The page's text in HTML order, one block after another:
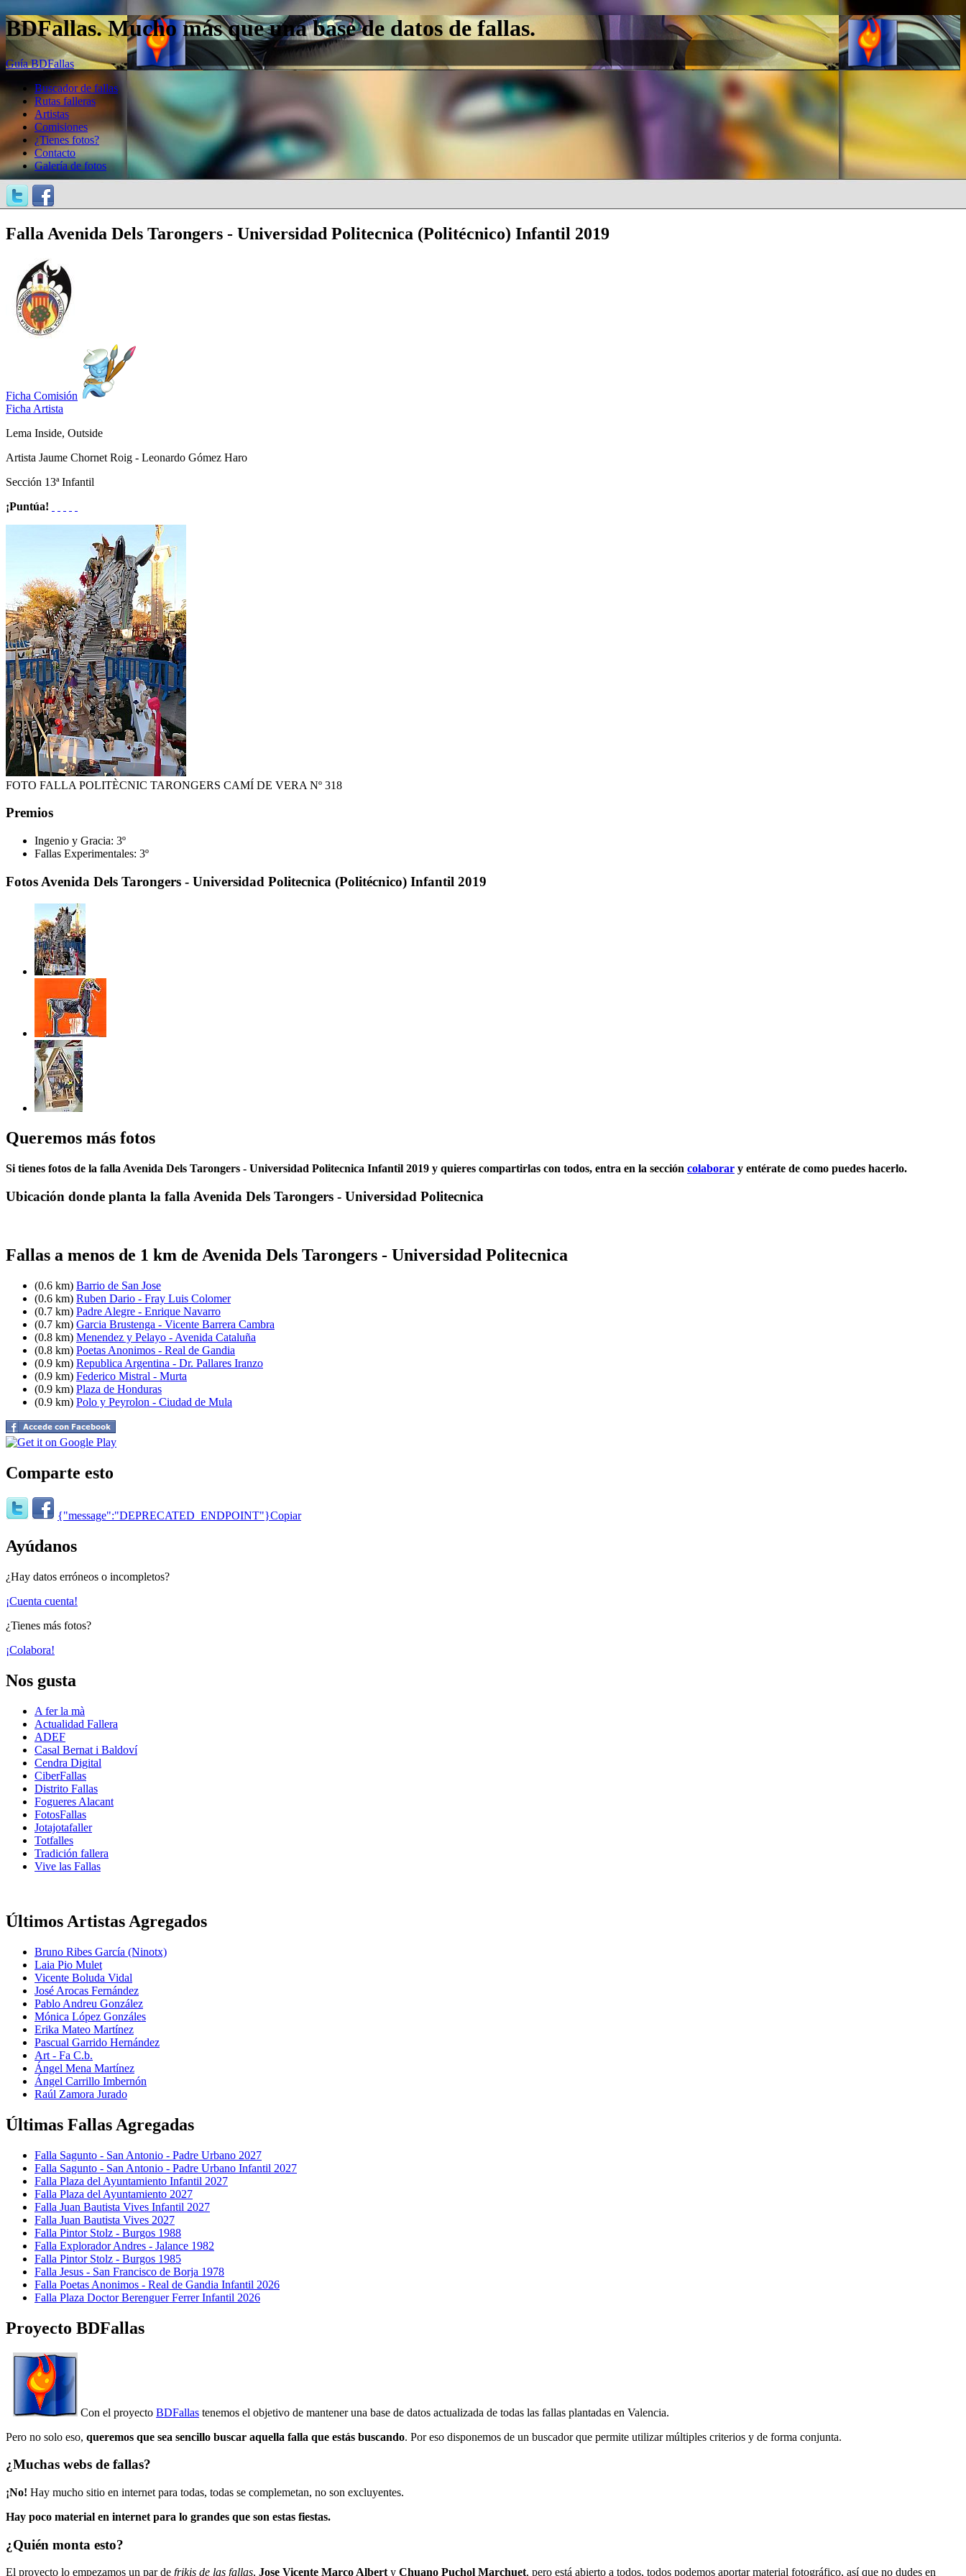
BDFallas. Mucho más que una base de datos de fallas.
Guía BDFallas
Buscador de fallas
Rutas falleras
Artistas
Comisiones
¿Tienes fotos?
Contacto
Galería de fotos
Falla Avenida Dels Tarongers - Universidad Politecnica (Politécnico) Infantil 2019
Ficha Comisión
Ficha Artista
Lema Inside, Outside
Artista Jaume Chornet Roig - Leonardo Gómez Haro
Sección 13ª Infantil
¡Puntúa!
FOTO FALLA POLITÈCNIC TARONGERS CAMÍ DE VERA Nº 318
Premios
Ingenio y Gracia: 3º
Fallas Experimentales: 3º
Fotos Avenida Dels Tarongers - Universidad Politecnica (Politécnico) Infantil 2019
Queremos más fotos
Si tienes fotos de la falla Avenida Dels Tarongers - Universidad Politecnica Infantil 2019 y quieres compartirlas con todos, entra en la sección colaborar y entérate de como puedes hacerlo.
Ubicación donde planta la falla Avenida Dels Tarongers - Universidad Politecnica
Fallas a menos de 1 km de Avenida Dels Tarongers - Universidad Politecnica
(0.6 km) Barrio de San Jose
(0.6 km) Ruben Dario - Fray Luis Colomer
(0.7 km) Padre Alegre - Enrique Navarro
(0.7 km) Garcia Brustenga - Vicente Barrera Cambra
(0.8 km) Menendez y Pelayo - Avenida Cataluña
(0.8 km) Poetas Anonimos - Real de Gandia
(0.9 km) Republica Argentina - Dr. Pallares Iranzo
(0.9 km) Federico Mistral - Murta
(0.9 km) Plaza de Honduras
(0.9 km) Polo y Peyrolon - Ciudad de Mula
Comparte esto
{"message":"DEPRECATED_ENDPOINT"}Copiar
Ayúdanos
¿Hay datos erróneos o incompletos?
¡Cuenta cuenta!
¿Tienes más fotos?
¡Colabora!
Nos gusta
A fer la mà
Actualidad Fallera
ADEF
Casal Bernat i Baldoví
Cendra Digital
CiberFallas
Distrito Fallas
Fogueres Alacant
FotosFallas
Jotajotafaller
Totfalles
Tradición fallera
Vive las Fallas
Últimos Artistas Agregados
Bruno Ribes García (Ninotx)
Laia Pio Mulet
Vicente Boluda Vidal
José Arocas Fernández
Pablo Andreu González
Mónica López Gonzáles
Erika Mateo Martínez
Pascual Garrido Hernández
Art - Fa C.b.
Ángel Mena Martínez
Ángel Carrillo Imbernón
Raúl Zamora Jurado
Últimas Fallas Agregadas
Falla Sagunto - San Antonio - Padre Urbano 2027
Falla Sagunto - San Antonio - Padre Urbano Infantil 2027
Falla Plaza del Ayuntamiento Infantil 2027
Falla Plaza del Ayuntamiento 2027
Falla Juan Bautista Vives Infantil 2027
Falla Juan Bautista Vives 2027
Falla Pintor Stolz - Burgos 1988
Falla Explorador Andres - Jalance 1982
Falla Pintor Stolz - Burgos 1985
Falla Jesus - San Francisco de Borja 1978
Falla Poetas Anonimos - Real de Gandia Infantil 2026
Falla Plaza Doctor Berenguer Ferrer Infantil 2026
Proyecto BDFallas
Con el proyecto BDFallas tenemos el objetivo de mantener una base de datos actualizada de todas las fallas plantadas en Valencia.
Pero no solo eso, queremos que sea sencillo buscar aquella falla que estás buscando. Por eso disponemos de un buscador que permite utilizar múltiples criterios y de forma conjunta.
¿Muchas webs de fallas?
¡No! Hay mucho sitio en internet para todas, todas se complemetan, no son excluyentes.
Hay poco material en internet para lo grandes que son estas fiestas.
¿Quién monta esto?
El proyecto lo empezamos un par de frikis de las fallas, Jose Vicente Marco Albert y Chuano Puchol Marchuet, pero está abierto a todos, todos podemos aportar material fotográfico, así que no dudes en